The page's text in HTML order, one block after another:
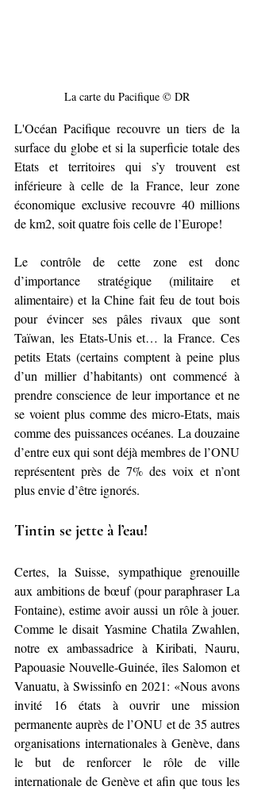
La carte du Pacifique © DR
L'Océan Pacifique recouvre un tiers de la
surface du globe et si la superficie totale des
Etats et territoires qui s’y trouvent est
inférieure à celle de la France, leur zone
économique exclusive recouvre 40 millions
de km2, soit quatre fois celle de l’Europe!
Le contrôle de cette zone est donc
d’importance stratégique (militaire et
alimentaire) et la Chine fait feu de tout bois
pour évincer ses pâles rivaux que sont
Taïwan, les Etats-Unis et… la France. Ces
petits Etats (certains comptent à peine plus
d’un millier d’habitants) ont commencé à
prendre conscience de leur importance et ne
se voient plus comme des micro-Etats, mais
comme des puissances océanes. La douzaine
d’entre eux qui sont déjà membres de l’ONU
représentent près de 7% des voix et n’ont
plus envie d’être ignorés.
Tintin se jette à l’eau!
Certes, la Suisse, sympathique grenouille
aux ambitions de bœuf (pour paraphraser La
Fontaine), estime avoir aussi un rôle à jouer.
Comme le disait Yasmine Chatila Zwahlen,
notre ex ambassadrice à Kiribati, Nauru,
Papouasie Nouvelle-Guinée, îles Salomon et
Vanuatu, à Swissinfo en 2021: «Nous avons
invité 16 états à ouvrir une mission
permanente auprès de l’ONU et de 35 autres
organisations internationales à Genève, dans
le but de renforcer le rôle de ville
internationale de Genève et afin que tous les